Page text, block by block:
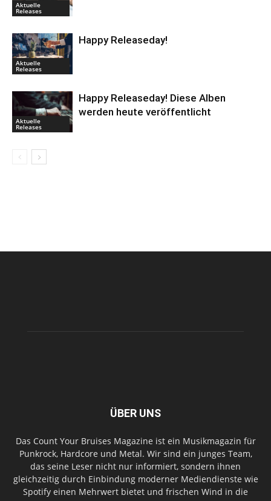
Aktuelle
Releases
Aktuelle
Releases
Happy Releaseday!
Aktuelle
Releases
Happy Releaseday! Diese Alben
werden heute veröffentlicht
ÜBER UNS
Das Count Your Bruises Magazine ist ein Musikmagazin für
Punkrock, Hardcore und Metal. Wir sind ein junges Team,
das seine Leser nicht nur informiert, sondern ihnen
gleichzeitig durch Einbindung moderner Mediendienste wie
Spotify einen Mehrwert bietet und frischen Wind in die